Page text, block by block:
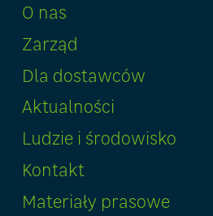
O nas
Zarząd
Dla dostawców
Aktualności
Ludzie i środowisko
Kontakt
Materiały prasowe